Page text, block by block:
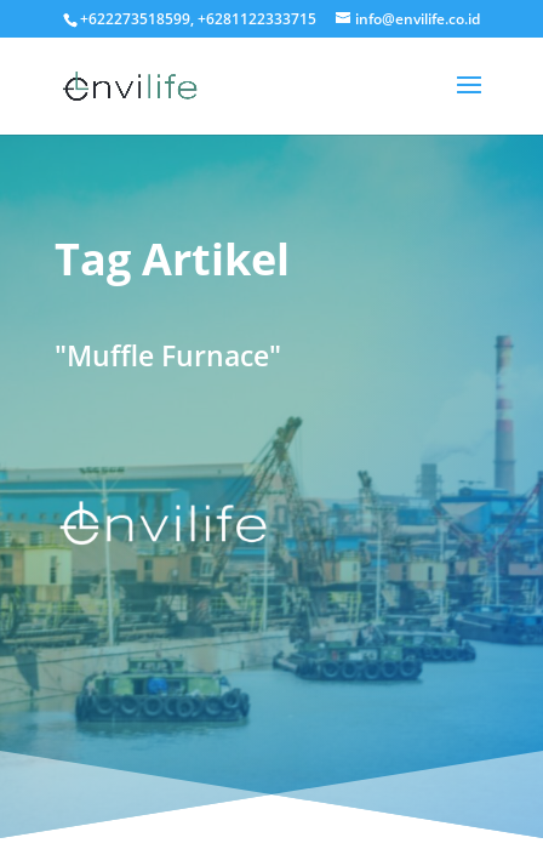
+622273518599, +6281122333715 info@envilife.co.id
Tag Artikel
"Muffle Furnace"